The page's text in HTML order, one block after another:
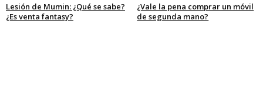
Lesión de Mumin: ¿Qué se sabe?
¿Es venta fantasy?
¿Vale la pena comprar un móvil
de segunda mano?